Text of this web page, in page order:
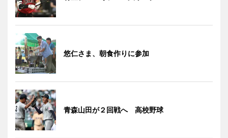
悠仁さま、朝食作りに参加
青森山田が２回戦へ 高校野球